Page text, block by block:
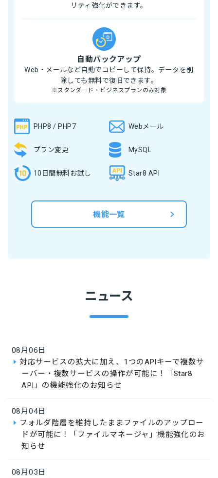
リティ強化ができます。
自動バックアップ
Web・メールなど自動でコピーして保持。データを削
除しても無料で復旧できます。
※スタンダード・ビジネスプランのみ対象
PHP8 / PHP7 Webメール
プラン変更 MySQL
10日間無料お試し Star8 API
機能一覧
ニュース
08月06日
対応サービスの拡大に加え、1つのAPIキーで複数サ
ーバー・複数サービスの操作が可能に！「Star8
API」の機能強化のお知らせ
08月04日
フォルダ階層を維持したままファイルのアップロー
ドが可能に！「ファイルマネージャ」機能強化のお
知らせ
08月03日